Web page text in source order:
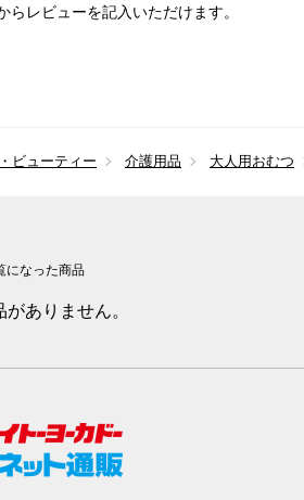
らレビューを記入いただけます。
ビューティー 介護用品 大人用おむつ
になった商品
ありません。